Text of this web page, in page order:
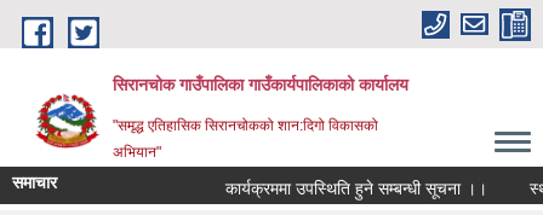
Skip to main content
सिरानचोक गाउँपालिका गाउँकार्यपालिकाको कार्यालय
"समृद्ध एतिहासिक सिरानचोकको शान:दिगो विकासको
अभियान"
समाचार कार्यक्रममा उपस्थिति हुने सम्बन्धी सूचना ।।